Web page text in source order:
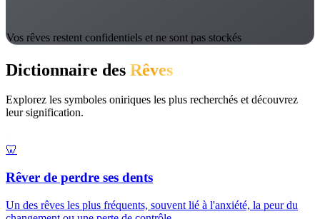
Vos rêves restent confidentiels et ne sont pas stockés
Dictionnaire des Rêves
Explorez les symboles oniriques les plus recherchés et découvrez
leur signification.
🦷
Rêver de perdre ses dents
Un des rêves les plus fréquents, souvent lié à l'anxiété, la peur du